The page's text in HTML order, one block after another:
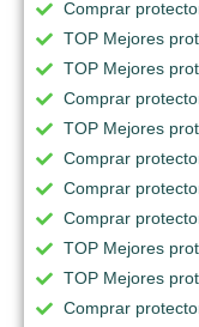
Comprar
TOP Mejores
TOP Mejores
Comprar
TOP Mejores
Comprar
Comprar
Comprar
TOP Mejores
TOP Mejores
Comprar